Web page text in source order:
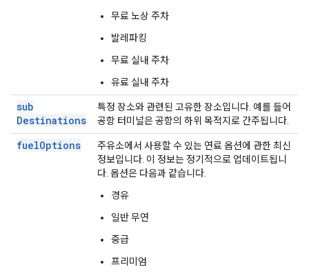
무료 노상 주차
발레파킹
무료 실내 주차
유료 실내 주차
sub
Destinations
특정 장소와 관련된 고유한 장소입니다. 예를 들어
공항 터미널은 공항의 하위 목적지로 간주됩니다.
fuelOptions
주유소에서 사용할 수 있는 연료 옵션에 관한 최신
정보입니다. 이 정보는 정기적으로 업데이트됩니
다. 옵션은 다음과 같습니다.
경유
일반 무연
중급
프리미엄